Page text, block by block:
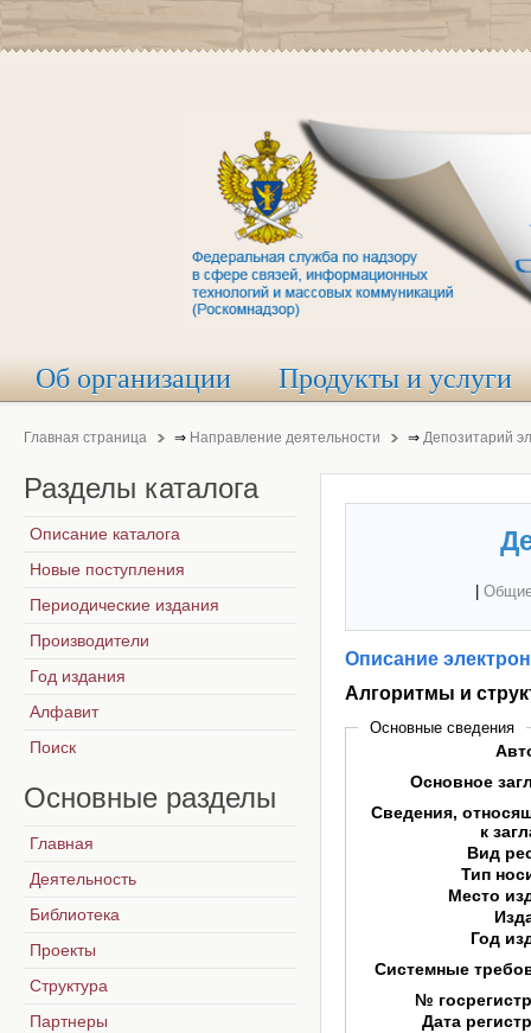
Об организации Продукты и услуги
Главная страница ⇒ Направление деятельности ⇒ Депозитарий
Описание
Алгоритмы и
Основные сведения
Основное
Сведения,
к
Вид
Тип
Место
Год
Системные
№
Дата
Разделы каталога
Описание каталога
Новые поступления
Периодические издания
Производители
Год издания
Алфавит
Поиск
Основные разделы
Главная
Деятельность
Библиотека
Проекты
Структура
Партнеры